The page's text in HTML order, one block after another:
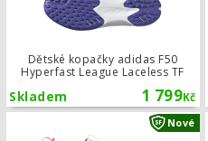
Dětské kopačky adidas F50
Hyperfast League Laceless TF
1 799Kč
Skladem
Nové